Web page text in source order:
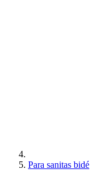
Para sanitas bidé